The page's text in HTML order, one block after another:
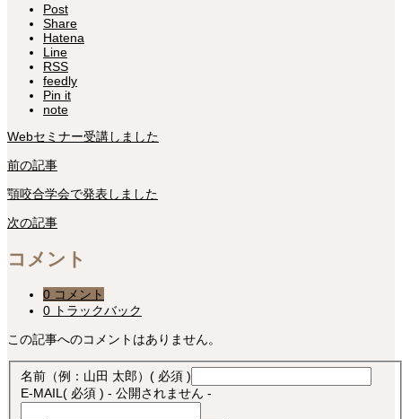
Post
Share
Hatena
Line
RSS
feedly
Pin it
note
Webセミナー受講しました
前の記事
顎咬合学会で発表しました
次の記事
コメント
0 コメント
0 トラックバック
この記事へのコメントはありません。
名前（例：山田 太郎） ( 必須 )
E-MAIL( 必須 ) - 公開されません -